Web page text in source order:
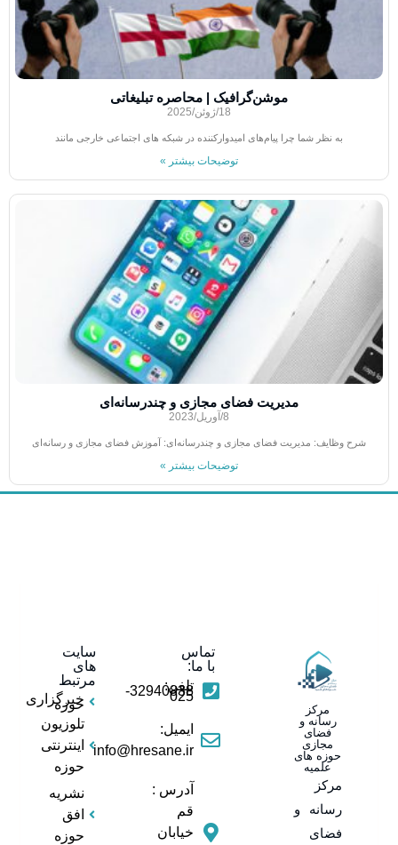
موشن‌گرافیک | محاصره تبلیغاتی
18/ژوئن/2025
به نظر شما چرا پیام‌های امیدوارکننده در شبکه های اجتماعی خارجی مانند
توضیحات بیشتر »
مدیریت فضای مجازی و چند‌رسانه‌ای
8/آوریل/2023
شرح وظایف: مدیریت فضای مجازی و چند‌رسانه‌ای: آموزش فضای مجازی و رسانه‌ای
توضیحات بیشتر »
مرکز
رسانه و
فضای
مجازی
حوزه های
علمیه
مرکز
رسانه و
فضای
تماس
با ما:
تلفن:
32940838- 025
ایمیل:
info@hresane.ir
آدرس :
قم
خیابان
سایت
های
مرتبط
خبرگزاری
حوزه
تلوزیون
اینترنتی
حوزه
نشریه
افق
حوزه